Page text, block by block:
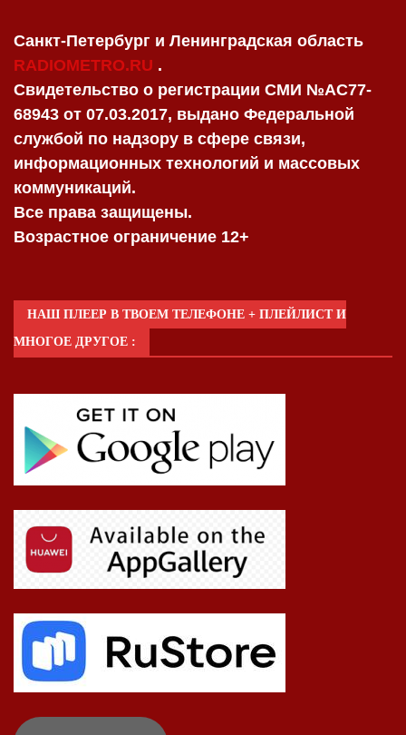
Санкт-Петербург и Ленинградская область
RADIOMETRO.RU .
Свидетельство о регистрации СМИ №AC77-
68943 от 07.03.2017, выдано Федеральной
службой по надзору в сфере связи,
информационных технологий и массовых
коммуникаций.
Все права защищены.
Возрастное ограничение 12+
НАШ ПЛЕЕР В ТВОЕМ ТЕЛЕФОНЕ + ПЛЕЙЛИСТ И
МНОГОЕ ДРУГОЕ :